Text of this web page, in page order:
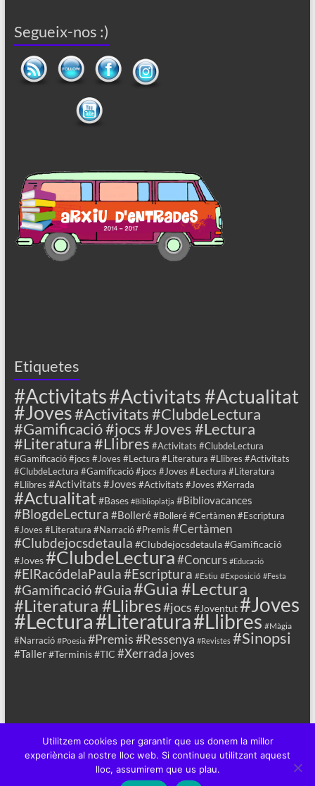
Segueix-nos :)
Etiquetes
#Activitats#Activitats #Actualitat
#Joves#Activitats #ClubdeLectura
#Gamificació #jocs #Joves #Lectura
#Literatura #Llibres #Activitats #ClubdeLectura
#Gamificació #jocs #Joves #Lectura #Literatura #Llibres #Activitats
#ClubdeLectura #Gamificació #jocs #Joves #Lectura #Literatura
#Llibres #Activitats #Joves #Activitats #Joves #Xerrada
#Actualitat #Bases #Biblioplatja #Bibliovacances
#BlogdeLectura #Bolleré #Bolleré #Certàmen #Escriptura
#Joves #Literatura #Narració #Premis #Certàmen
#Clubdejocsdetaula #Clubdejocsdetaula #Gamificació
#Joves#ClubdeLectura#Concurs #Educació
#ElRacódelaPaula#Escriptura #Estiu #Exposició #Festa
#Gamificació#Guia#Guia #Lectura
#Literatura #Llibres#jocs #Joventut#Joves
#Lectura#Literatura#Llibres #Màgia
#Narració #Poesia #Premis#Ressenya #Revistes #Sinopsi
#Taller#Terminis#TIC #Xerrada joves
Copyright © 2026Sala Jove. All rights reserved. Theme
Utilitzem cookies per garantir que us donem la millor
experiència al nostre lloc web. Si continueu utilitzant aquest
lloc, assumirem que us plau.